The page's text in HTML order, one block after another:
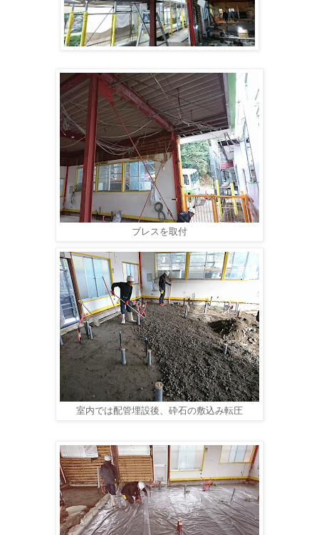
ブレスを取付
室内では配管埋設後、砕石の敷込み転圧